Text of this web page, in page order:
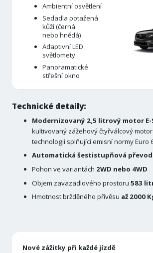
Ambientní osvětlení
Sedadla potažená
kůží (černá
nebo hnědá)
Adaptivní LED
světlomety
Panoramatické
střešní okno
Technické detaily:
Modernizovaný 2,5 litrový motor E-
kultivovaný zážehový čtyřválcový
technologií splňující emisní normy Euro
Automatická šestistupňová
Pohon ve variantách 2WD nebo 4WD
Objem zavazadlového prostoru 583
Hmotnost bržděného přívěsu až 2000
Nové zážitky při každé jízdě